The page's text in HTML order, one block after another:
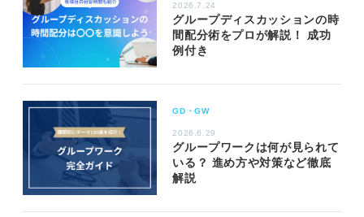
2026.7.24
グループディスカッションの時
間配分術をプロが解説！ 成功
例付き
GD・GW
2026.6.29
グループワークは何が見られて
いる？ 進め方や対策など徹底
解説